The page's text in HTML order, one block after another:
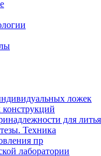
ложек
конструкций
для литья
Техника
пр
лаборатории